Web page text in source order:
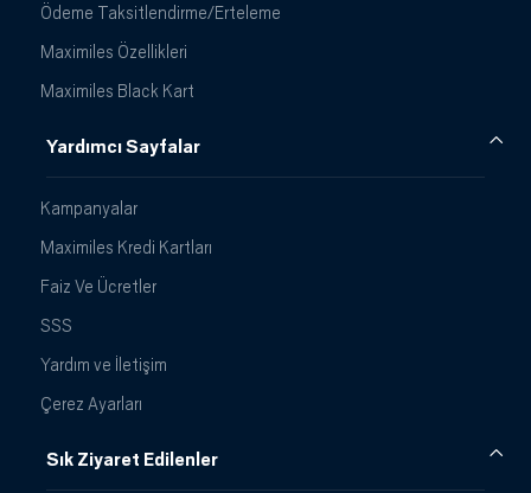
Ödeme Taksitlendirme/Erteleme
Maximiles Özellikleri
Maximiles Black Kart
Yardımcı Sayfalar
Kampanyalar
Maximiles Kredi Kartları
Faiz Ve Ücretler
SSS
Yardım ve İletişim
Çerez Ayarları
Sık Ziyaret Edilenler